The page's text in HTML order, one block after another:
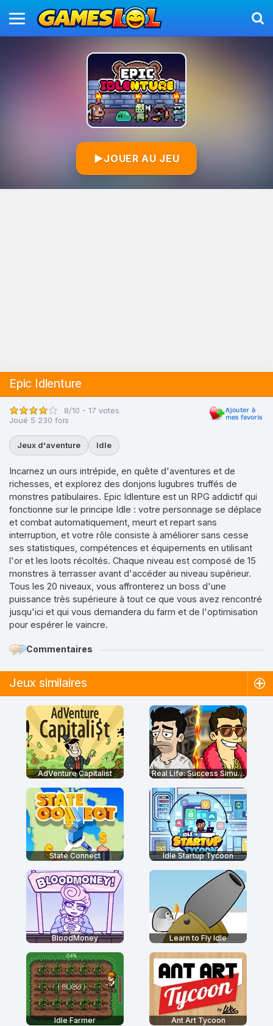
▶JOUER AU JEU
Epic Idlenture
8/10 - 17 votes
Joué 5 230 fois
Jeux d'aventure Idle
Incarnez un ours intrépide, en quête d'aventures et de
richesses, et explorez des donjons lugubres truffés de
monstres patibulaires. Epic Idlenture est un RPG addictif qui
fonctionne sur le principe Idle : votre personnage se déplace
et combat automatiquement, meurt et repart sans
interruption, et votre rôle consiste à améliorer sans cesse
ses statistiques, compétences et équipements en utilisant
l'or et les loots récoltés. Chaque niveau est composé de 15
monstres à terrasser avant d'accéder au niveau supérieur.
Tous les 20 niveaux, vous affronterez un boss d'une
puissance très supérieure à tout ce que vous avez rencontré
jusqu'ici et qui vous demandera du farm et de l'optimisation
pour espérer le vaincre.
Commentaires
Jeux similaires
AdVenture Capitalist Real Life: Success Simulator!
State Connect Idle Startup Tycoon
BloodMoney Learn to Fly Idle
Idle Farmer Ant Art Tycoon